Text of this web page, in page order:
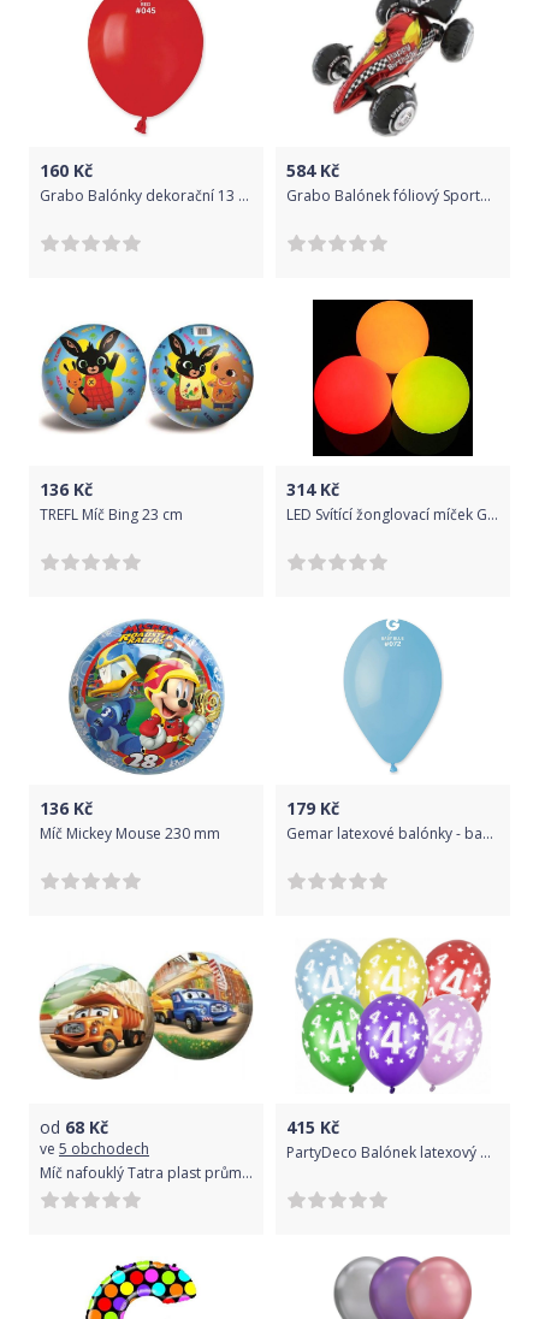
160 Kč
Grabo Balónky dekorační 13 cm červené 100 ks
584Kč
Grabo Balónek fóliový Sportovní formule 3D
136 Kč
TREFL Míč Bing 23 cm
314Kč
LED Svítící žonglovací míček Glowball, Barva Žlutá Oddballs 4143 - žlutá
136 Kč
Míč Mickey Mouse 230 mm
179 Kč
Gemar latexové balónky - baby modré - 100 ks - 26 cm
od 68 Kč
ve 5 obchodech
Míč nafouklý Tatra plast průměr 23cm
415 Kč
PartyDeco Balónek latexový metalický s číslem 4 (balení 50 ks)